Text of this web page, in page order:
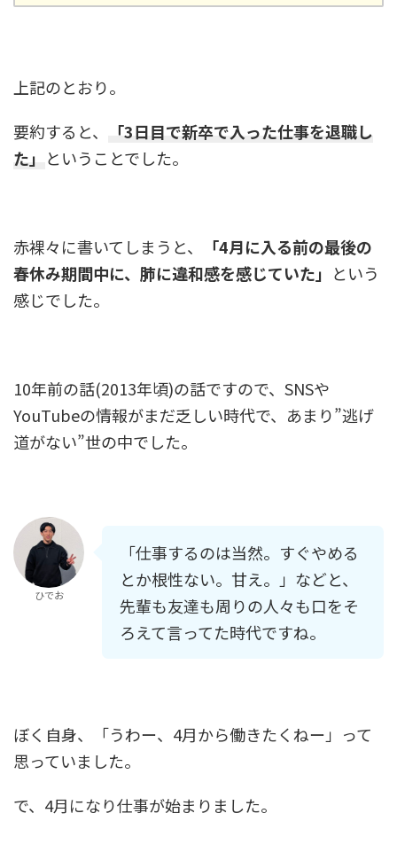
上記のとおり。
要約すると、
「3日目で新卒で入った仕事を退職し
た」 ということでした。
赤裸々に書いてしまうと、
「4月に入る前の最後の
春休み期間中に、肺に違和感を感じていた」 という
感じでした。
10年前の話(2013年頃)の話ですので、SNSや
YouTubeの情報がまだ乏しい時代で、あまり”逃げ
道がない”世の中でした。
ひでお
「仕事するのは当然。すぐやめる
とか根性ない。甘え。」などと、
先輩も友達も周りの人々も口をそ
ろえて言ってた時代ですね。
ぼく自身、「うわー、4月から働きたくねー」って
思っていました。
で、4月になり仕事が始まりました。